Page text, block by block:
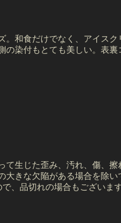
和食だけでなく、アイス
の染付もとても美しい。表
生じた歪み、汚れ、傷、
きな欠陥がある場合を除
、品切れの場合もございま